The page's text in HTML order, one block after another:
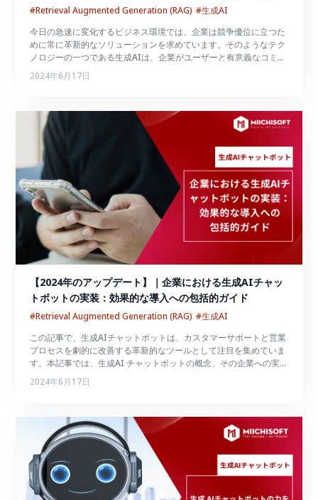
な可能性
#Retrieval Augmented Generation (RAG) #生成AI
今日の急速に変化するビジネス環境では、企業は競争優位に立つた
めに常に革新的なソリューションを求めています。そのようなテク
ノロジーの一つである生成AIは、企業がユーザーと有意義なコミュ
ニケーションを行えるようにすることで注目を集めています。これ
により、顧客満足度とビジネスの成長が大幅に向上し、この技術を
ボットなどの生成AIソリューションをビジネスに活用する方法を知
りたい方向けに有益な情報を提供いたします。
2024年6月17日
【2024年のアップデート】｜企業における生成AIチャッ
トボットの実装：効果的な導入への包括的ガイド
#Retrieval Augmented Generation (RAG) #生成AI
この記事で、生成AIチャットボットは、カスタマーサポートと営業
プロセスを劇的に改善する革新的なツールとして注目を集めていま
す。本記事では、生成AI チャットボットの概念、その企業への実装
プロセス、そしてMiichisoftのdxGAI チャットボットソリューショ
ンについて詳しく解説します。
2024年6月17日